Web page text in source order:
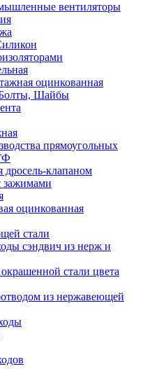
вентиляторы
оцинкованная
Шайбы
прямоугольных
дросель-клапаном
зажимами
оцинкованная
стали
сэндвич из нерж и
стали цвета
из нержавеющей